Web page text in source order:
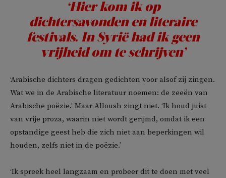
‘Hier kom ik op
dichtersavonden en literaire
festivals. In Syrië had ik geen
vrijheid om te schrijven’
‘Arabische dichters dragen gedichten voor alsof zij zingen.
Wat we in de Arabische literatuur noemen: de zeeën van
Arabische poëzie.’ Maar Alloush zingt niet. ‘Ik houd juist
van vrije proza, waarin niet wordt gerijmd, omdat ik een
opstandige geest heb die zich niet aan beperkingen wil
houden, zelfs niet in de poëzie.’
‘Ik spreek heel langzaam en probeer dit te doen met veel